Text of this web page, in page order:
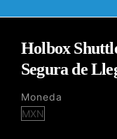
Holbox
Segura de
Moneda